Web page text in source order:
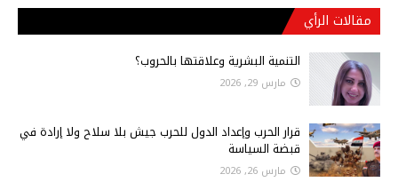
مقالات الرأي
التنمية البشرية وعلاقتها بالحروب؟
مارس 29, 2026
قرار الحرب وإعداد الدول للحرب جيش بلا سلاح ولا إرادة في
قبضة السياسة
مارس 26, 2026